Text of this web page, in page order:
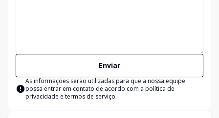
Enviar
As informações serão utilizadas para que a nossa equipe
possa entrar em contato de acordo com a política de
privacidade e termos de serviço